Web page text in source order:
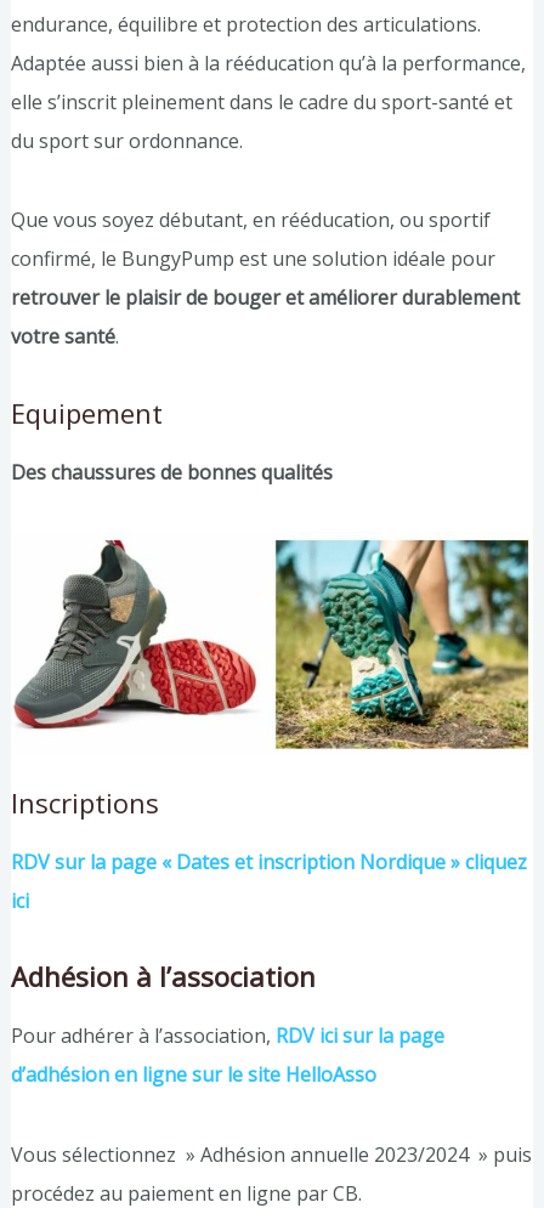
endurance, équilibre et protection des articulations.
Adaptée aussi bien à la rééducation qu’à la performance,
elle s’inscrit pleinement dans le cadre du sport-santé et
du sport sur ordonnance.
Que vous soyez débutant, en rééducation, ou sportif
confirmé, le BungyPump est une solution idéale pour
retrouver le plaisir de bouger et améliorer durablement
votre santé.
Equipement
Des chaussures de bonnes qualités
Inscriptions
RDV sur la page « Dates et inscription Nordique » cliquez
ici
Adhésion à l’association
Pour adhérer à l’association, RDV ici sur la page
d’adhésion en ligne sur le site HelloAsso
Vous sélectionnez » Adhésion annuelle 2023/2024 » puis
procédez au paiement en ligne par CB.